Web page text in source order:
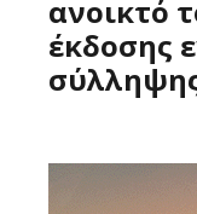
ανοικτό
έκδοσης